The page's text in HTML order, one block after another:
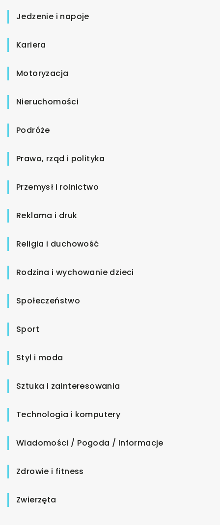
Jedzenie i napoje
Kariera
Motoryzacja
Nieruchomości
Podróże
Prawo, rząd i polityka
Przemysł i rolnictwo
Reklama i druk
Religia i duchowość
Rodzina i wychowanie dzieci
Społeczeństwo
Sport
Styl i moda
Sztuka i zainteresowania
Technologia i komputery
Wiadomości / Pogoda / Informacje
Zdrowie i fitness
Zwierzęta